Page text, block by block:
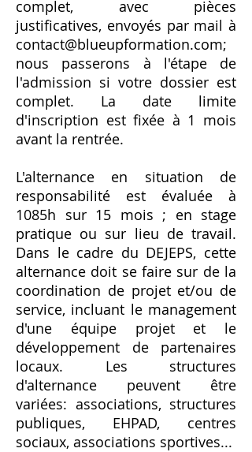
complet, avec pièces
justificatives, envoyés par mail à
contact@blueupformation.com;
nous passerons à l'étape de
l'admission si votre dossier est
complet. La date limite
d'inscription est fixée à 1 mois
avant la rentrée.
L'alternance en situation de
responsabilité est évaluée à
1085h sur 15 mois ; en stage
pratique ou sur lieu de travail.
Dans le cadre du DEJEPS, cette
alternance doit se faire sur de la
coordination de projet et/ou de
service, incluant le management
d'une équipe projet et le
développement de partenaires
locaux. Les structures
d'alternance peuvent être
variées: associations, structures
publiques, EHPAD, centres
sociaux, associations sportives...